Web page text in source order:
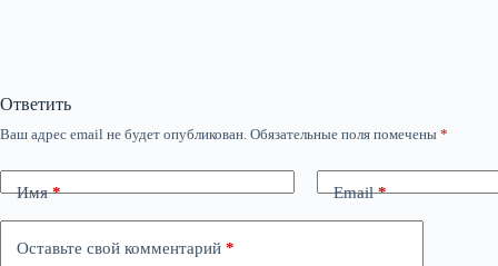
Ответить
Ваш адрес email не будет опубликован. Обязательные поля помечены *
Имя* Email*
Оставьте свой комментарий *